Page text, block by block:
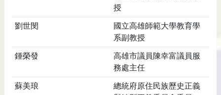
授
劉世閔
國立高雄師範大學教育學
系副教授
鍾榮發
高雄市議員陳幸富議員服
務處主任
蘇美琅
總統府原住民族歷史正義